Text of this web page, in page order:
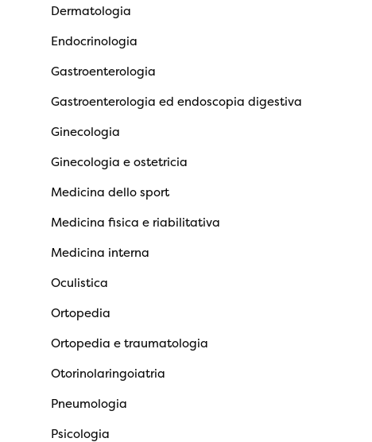
Dermatologia
Endocrinologia
Gastroenterologia
Gastroenterologia ed endoscopia digestiva
Ginecologia
Ginecologia e ostetricia
Medicina dello sport
Medicina fisica e riabilitativa
Medicina interna
Oculistica
Ortopedia
Ortopedia e traumatologia
Otorinolaringoiatria
Pneumologia
Psicologia